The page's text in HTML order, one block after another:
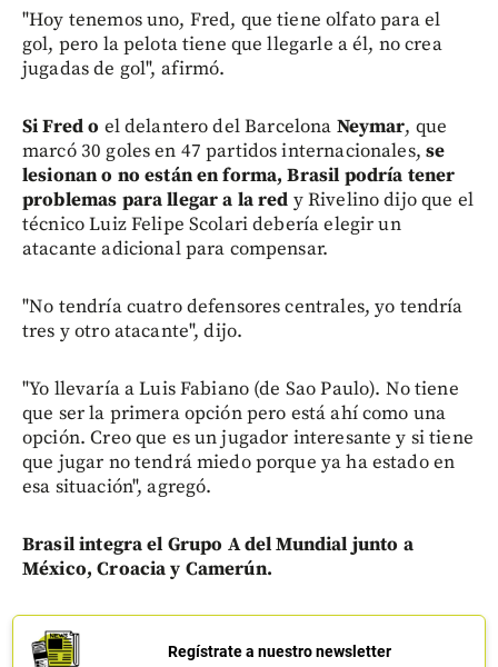
"Hoy tenemos uno, Fred, que tiene olfato para el
gol, pero la pelota tiene que llegarle a él, no crea
jugadas de gol", afirmó.
Si Fred o el delantero del Barcelona Neymar, que
marcó 30 goles en 47 partidos internacionales, se
lesionan o no están en forma, Brasil podría tener
problemas para llegar a la red y Rivelino dijo que el
técnico Luiz Felipe Scolari debería elegir un
atacante adicional para compensar.
"No tendría cuatro defensores centrales, yo tendría
tres y otro atacante", dijo.
"Yo llevaría a Luis Fabiano (de Sao Paulo). No tiene
que ser la primera opción pero está ahí como una
opción. Creo que es un jugador interesante y si tiene
que jugar no tendrá miedo porque ya ha estado en
esa situación", agregó.
Brasil integra el Grupo A del Mundial junto a
México, Croacia y Camerún.
Regístrate a nuestro newsletter